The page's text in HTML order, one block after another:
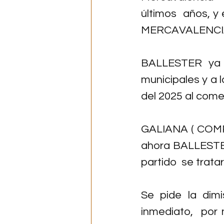
últimos  años,
BALLESTER
municipales y a
del 2025 al
GALIANA (
ahora
partido  se
Se pide la
inmediato,  por